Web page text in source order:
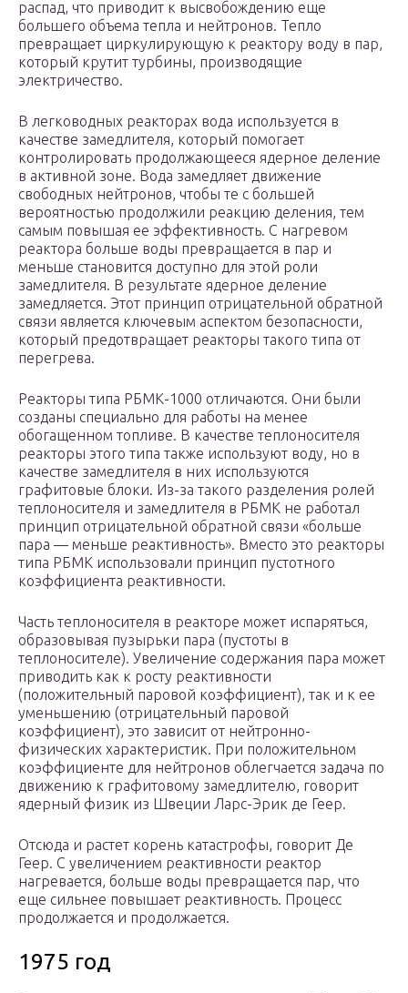
распад, что приводит к высвобождению еще
большего объема тепла и нейтронов. Тепло
превращает циркулирующую к реактору воду в пар,
который крутит турбины, производящие
электричество.
В легководных реакторах вода используется в
качестве замедлителя, который помогает
контролировать продолжающееся ядерное деление
в активной зоне. Вода замедляет движение
свободных нейтронов, чтобы те с большей
вероятностью продолжили реакцию деления, тем
самым повышая ее эффективность. С нагревом
реактора больше воды превращается в пар и
меньше становится доступно для этой роли
замедлителя. В результате ядерное деление
замедляется. Этот принцип отрицательной обратной
связи является ключевым аспектом безопасности,
который предотвращает реакторы такого типа от
перегрева.
Реакторы типа РБМК-1000 отличаются. Они были
созданы специально для работы на менее
обогащенном топливе. В качестве теплоносителя
реакторы этого типа также используют воду, но в
качестве замедлителя в них используются
графитовые блоки. Из-за такого разделения ролей
теплоносителя и замедлителя в РБМК не работал
принцип отрицательной обратной связи «больше
пара — меньше реактивность». Вместо это реакторы
типа РБМК использовали принцип пустотного
коэффициента реактивности.
Часть теплоносителя в реакторе может испаряться,
образовывая пузырьки пара (пустоты в
теплоносителе). Увеличение содержания пара может
приводить как к росту реактивности
(положительный паровой коэффициент), так и к ее
уменьшению (отрицательный паровой
коэффициент), это зависит от нейтронно-
физических характеристик. При положительном
коэффициенте для нейтронов облегчается задача по
движению к графитовому замедлителю, говорит
ядерный физик из Швеции Ларс-Эрик де Геер.
Отсюда и растет корень катастрофы, говорит Де
Геер. С увеличением реактивности реактор
нагревается, больше воды превращается пар, что
еще сильнее повышает реактивность. Процесс
продолжается и продолжается.
1975 год